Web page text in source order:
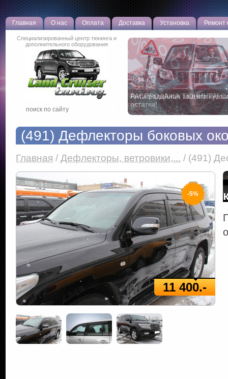
Главная О нас Оплата Доставка Установка Ремонт
Специализированный центр тюнинга и
дополнительного оборудования
РАСПРОДАЖА ТЮНИНГА!
остатки!
(491) Дефлекторы боковых
Главная / Дефлекторы, ветровики,... / (491)
11 400.-
-5%